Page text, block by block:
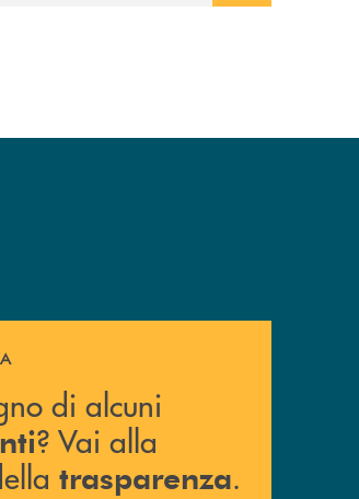
alcuni documenti ? Vai alla pagina della
di alcuni
? Vai alla
trasparenza.